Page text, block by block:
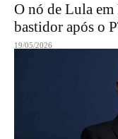
O nó de Lula
bastidor após o
19/05/2026